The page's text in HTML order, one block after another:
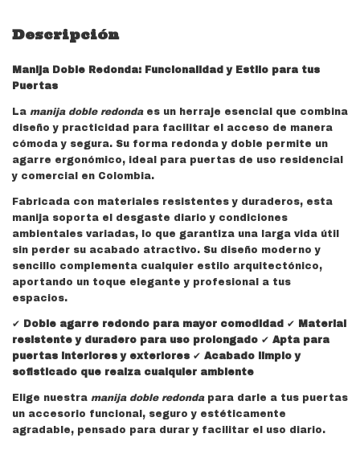
Descripción
Manija Doble Redonda: Funcionalidad y Estilo para tus
Puertas
La manija doble redondaes un herraje esencial que combina
diseño y practicidad para facilitar el acceso de manera
cómoda y segura. Su forma redonda y doble permite un
agarre ergonómico, ideal para puertas de uso residencial
y comercial en Colombia.
Fabricada con materiales resistentes y duraderos, esta
manija soporta el desgaste diario y condiciones
ambientales variadas, lo que garantiza una larga vida útil
sin perder su acabado atractivo. Su diseño moderno y
sencillo complementa cualquier estilo arquitectónico,
aportando un toque elegante y profesional a tus
espacios.
✔ Doble agarre redondo para mayor comodidad ✔
Material
resistente y duradero para uso prolongado ✔ Apta para
puertas interiores y exteriores ✔ Acabado limpio y
sofisticado que realza cualquier ambiente
Elige nuestra manija doble redondapara darle a tus puertas
un accesorio funcional, seguro y estéticamente
agradable, pensado para durar y facilitar el uso diario.